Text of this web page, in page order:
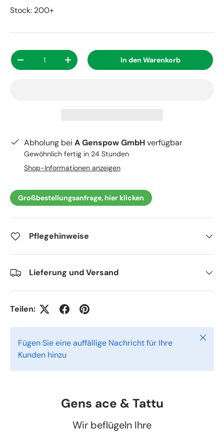
Stock: 200+
Anzahl
-
+ In den Warenkorb
Abholung bei A Genspow GmbHverfügbar
Gewöhnlich fertig in 24 Stunden
Shop-Informationen anzeigen
Großbestellungsanfrage, hier klicken
Pflegehinweise
Lieferung und Versand
Teilen:
Fügen Sie eine auffällige Nachricht für Ihre
Kunden hinzu
Gens ace & Tattu
Wir beflügeln Ihre